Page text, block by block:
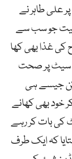
علی طاہر نے
جو سب سے
کی غذا بھی کھا
سیٹ پر صحت
جیسے ہی
خود بھی کھانے
کی بات کر رہے
کہ ایک طرف